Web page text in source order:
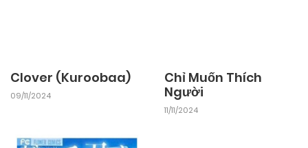
Clover (Kuroobaa)
09/11/2024
Chỉ Muốn Thích
Người
11/11/2024